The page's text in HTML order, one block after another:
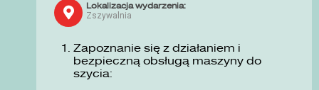
Lokalizacja wydarzenia:
Zszywalnia
Zapoznanie się z działaniem i
bezpieczną obsługą maszyny do
szycia: